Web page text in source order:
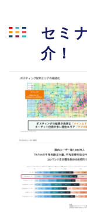
セミ
介！